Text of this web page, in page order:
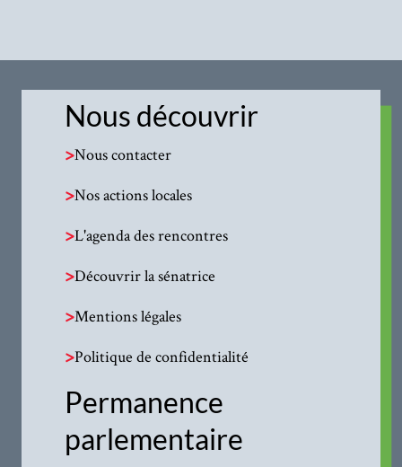
Nous découvrir
>Nous contacter
>Nos actions locales
>L'agenda des rencontres
>Découvrir la sénatrice
>Mentions légales
>Politique de confidentialité
Permanence
parlementaire